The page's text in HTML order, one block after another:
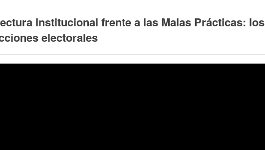
Institucional frente a las Malas Prácticas: los
electorales